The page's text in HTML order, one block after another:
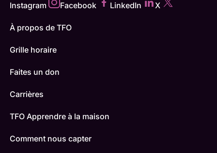
Instagram Facebook LinkedIn X
À propos de TFO
Grille horaire
Faites un don
Carrières
TFO Apprendre à la maison
Comment nous capter